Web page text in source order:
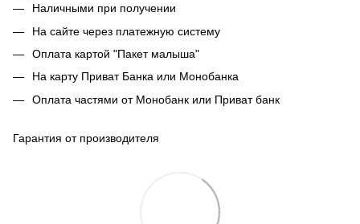
Наличными при получении
На сайте через платежную систему
Оплата картой "Пакет малыша"
На карту Приват Банка или Монобанка
Оплата частями от Монобанк или Приват банк
Гарантия от производителя